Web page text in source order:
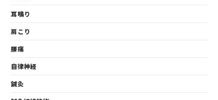
耳鳴り
肩こり
腰痛
自律神経
鍼灸